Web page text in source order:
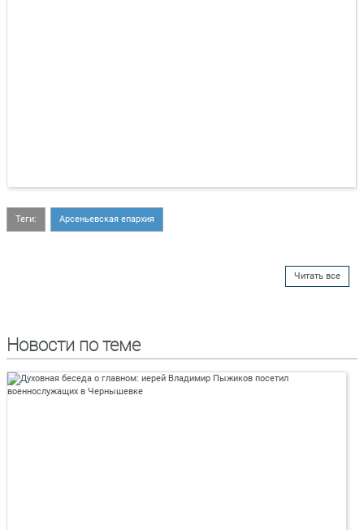
Теги: Арсеньевская епархия
Читать все
Новости по теме